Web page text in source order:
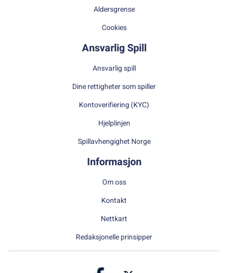
Aldersgrense
Cookies
Ansvarlig Spill
Ansvarlig spill
Dine rettigheter som spiller
Kontoverifiering (KYC)
Hjelplinjen
Spillavhengighet Norge
Informasjon
Om oss
Kontakt
Nettkart
Redaksjonelle prinsipper